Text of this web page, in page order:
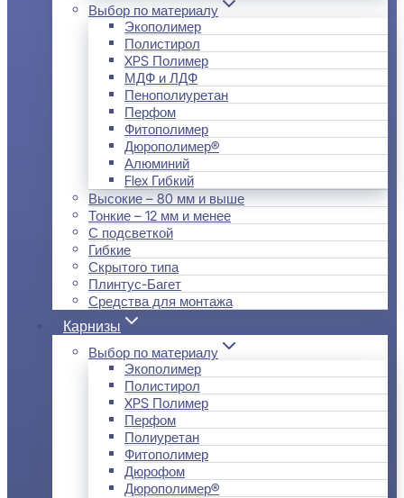
Выбор по материалу
Экополимер
Полистирол
XPS Полимер
МДФ и ЛДФ
Пенополиуретан
Перфом
Фитополимер
Дюрополимер®
Алюминий
Flex Гибкий
Высокие – 80 мм и выше
Тонкие – 12 мм и менее
С подсветкой
Гибкие
Скрытого типа
Плинтус-Багет
Средства для монтажа
Карнизы
Выбор по материалу
Экополимер
Полистирол
XPS Полимер
Перфом
Полиуретан
Фитополимер
Дюрофом
Дюрополимер®